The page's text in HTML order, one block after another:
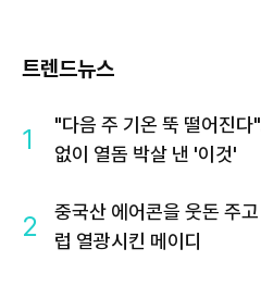
트렌드뉴스
1
"다음 주 기온 뚝 떨어진다
없이 열돔 박살 낸 '이것'
2
중국산 에어콘을 웃돈 주
럽 열광시킨 메이디